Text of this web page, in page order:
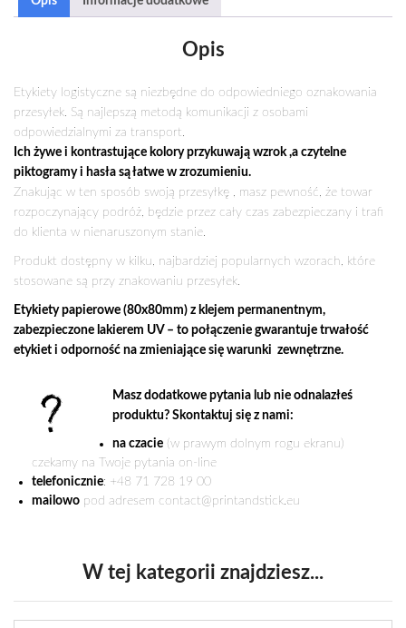
ŚRODKU"
Opis
Etykiety logistyczne są niezbędne do odpowiedniego oznakowania
przesyłek. Są najlepszą metodą komunikacji z osobami
odpowiedzialnymi za transport.
Ich żywe i kontrastujące kolory przykuwają wzrok ,a czytelne
piktogramy i hasła są łatwe w zrozumieniu.
Znakując w ten sposób swoją przesyłkę , masz pewność, że towar
rozpoczynający podróż, będzie przez cały czas zabezpieczany i trafi
do klienta w nienaruszonym stanie.
Produkt dostępny w kilku, najbardziej popularnych wzorach, które
stosowane są przy znakowaniu przesyłek.
Etykiety papierowe (80x80mm) z klejem permanentnym,
zabezpieczone lakierem UV – to połączenie gwarantuje trwałość
etykiet i odporność na zmieniające się warunki zewnętrzne.
Masz dodatkowe pytania lub nie odnalazłeś
produktu? Skontaktuj się z nami:
na czacie(w prawym dolnym rogu ekranu)
czekamy na Twoje pytania on-line
telefonicznie: +48 71 728 19 00
mailowo pod adresem contact@printandstick.eu
W tej kategorii znajdziesz...